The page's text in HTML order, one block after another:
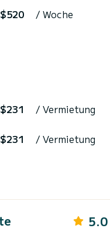
$520 / Woche
$231 / Vermietung
$231 / Vermietung
5.0